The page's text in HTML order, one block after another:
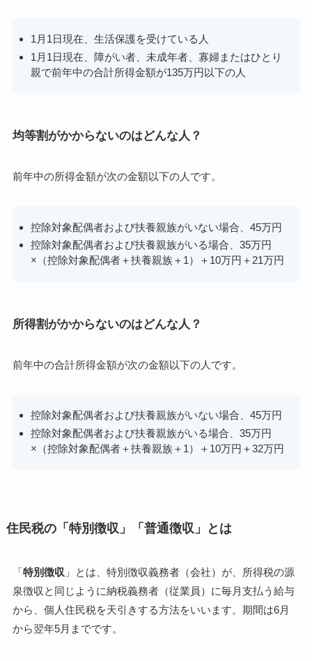
1月1日現在、生活保護を受けている人
1月1日現在、障がい者、未成年者、寡婦またはひとり
親で前年中の合計所得金額が135万円以下の人
均等割がかからないのはどんな人？
前年中の所得金額が次の金額以下の人です。
控除対象配偶者および扶養親族がいない場合、45万円
控除対象配偶者および扶養親族がいる場合、35万円
×（控除対象配偶者＋扶養親族＋1）＋10万円＋21万円
所得割がかからないのはどんな人？
前年中の合計所得金額が次の金額以下の人です。
控除対象配偶者および扶養親族がいない場合、45万円
控除対象配偶者および扶養親族がいる場合、35万円
×（控除対象配偶者＋扶養親族＋1）＋10万円＋32万円
住民税の「特別徴収」「普通徴収」とは
「特別徴収 」とは、特別徴収義務者（会社）が、所得税の源
泉徴収と同じように納税義務者（従業員）に毎月支払う給与
から、個人住民税を天引きする方法をいいます。期間は6月
から翌年5月までです。